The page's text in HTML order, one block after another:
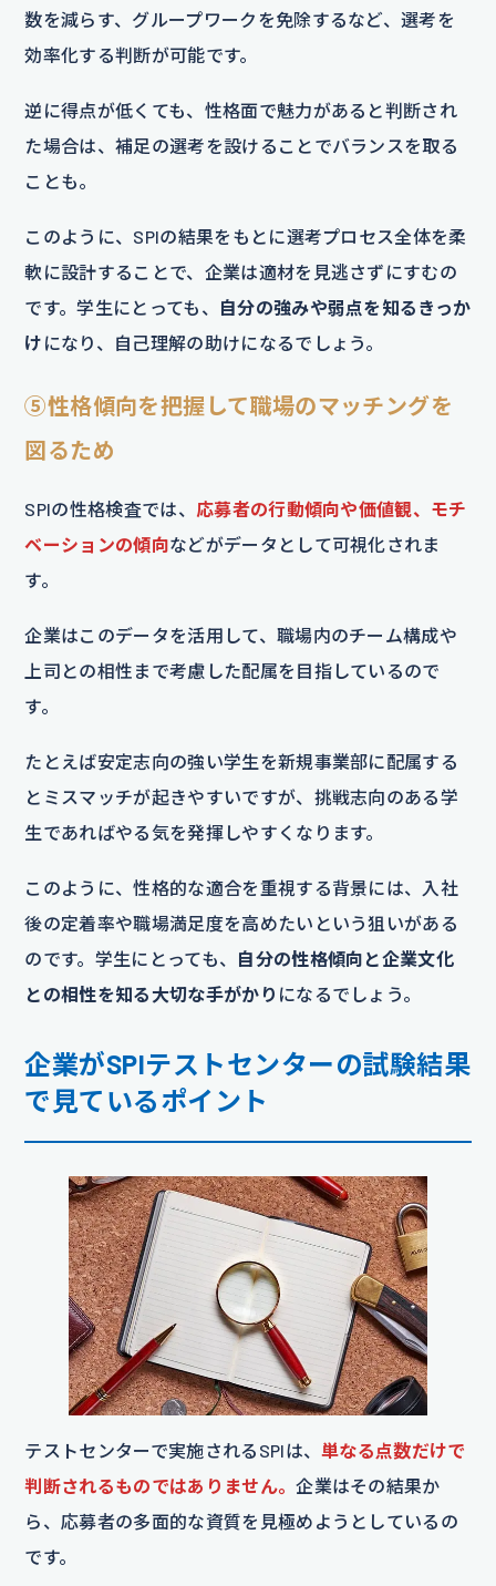
数を減らす、グループワークを免除するなど、選考を
効率化する判断が可能です。
逆に得点が低くても、性格面で魅力があると判断され
た場合は、補足の選考を設けることでバランスを取る
ことも。
このように、SPIの結果をもとに選考プロセス全体を柔
軟に設計することで、企業は適材を見逃さずにすむの
です。学生にとっても、
自分の強みや弱点を知るきっか
け になり、自己理解の助けになるでしょう。
⑤性格傾向を把握して職場のマッチングを
図るため
SPIの性格検査では、 応募者の行動傾向や価値観、モチ
ベーションの傾向などがデータとして可視化されま
す。
企業はこのデータを活用して、職場内のチーム構成や
上司との相性まで考慮した配属を目指しているので
す。
たとえば安定志向の強い学生を新規事業部に配属する
とミスマッチが起きやすいですが、挑戦志向のある学
生であればやる気を発揮しやすくなります。
このように、性格的な適合を重視する背景には、入社
後の定着率や職場満足度を高めたいという狙いがある
のです。学生にとっても、 自分の性格傾向と企業文化
との相性を知る大切な手がかり になるでしょう。
企業がSPIテストセンターの試験結果
で見ているポイント
テストセンターで実施されるSPIは、単なる点数だけで
判断されるものではありません。企業はその結果か
ら、応募者の多面的な資質を見極めようとしているの
です。